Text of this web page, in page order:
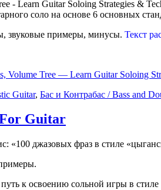
соло на основе 6 основных
звуковые примеры, минусы. Текст
Tree — Learn Guitar Soloing
Guitar, Бас и Контрабас / Bass and
Guitar
«100 джазовых фраз в стиле
к освоению сольной игры в